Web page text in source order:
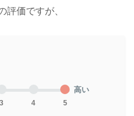
評価ですが、
3 4 5
高い